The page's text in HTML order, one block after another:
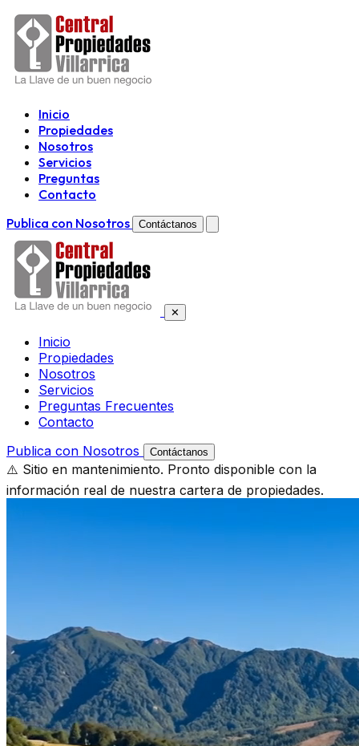
Inicio
Propiedades
Nosotros
Servicios
Preguntas
Contacto
Publica con Nosotros
Contáctanos
✕
Inicio
Propiedades
Nosotros
Servicios
Preguntas Frecuentes
Contacto
Publica con Nosotros
Contáctanos
⚠️ Sitio en mantenimiento. Pronto disponible con la
información real de nuestra cartera de propiedades.